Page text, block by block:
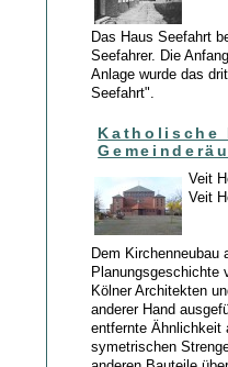
Das Haus Seefahrt
Seefahrer. Die
Anlage wurde das
Seefahrt".
Katholische
Veit
Veit
Dem Kirchenneubau
Planungsgeschichte
Kölner Architekten
anderer Hand
entfernte Ähnlichkeit
symetrischen